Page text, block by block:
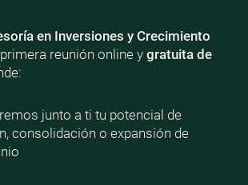
en Inversiones y Crecimiento
reunión online ygratuita de
junto a ti tu potencial de
consolidación o expansión de